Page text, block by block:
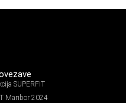
SUPERFIT
Maribor 2024